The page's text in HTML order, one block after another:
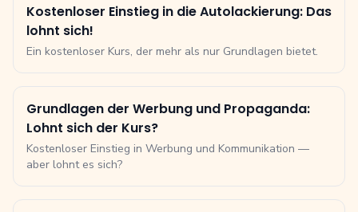
Kostenloser Einstieg in die Autolackierung: Das
lohnt sich!
Ein kostenloser Kurs, der mehr als nur Grundlagen bietet.
Grundlagen der Werbung und Propaganda:
Lohnt sich der Kurs?
Kostenloser Einstieg in Werbung und Kommunikation —
aber lohnt es sich?